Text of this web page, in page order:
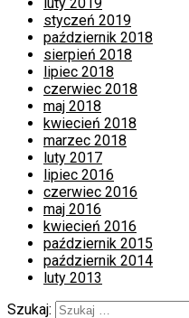
styczeń 2019
październik 2018
sierpień 2018
lipiec 2018
czerwiec 2018
maj 2018
kwiecień 2018
marzec 2018
luty 2017
lipiec 2016
czerwiec 2016
maj 2016
kwiecień 2016
październik 2015
październik 2014
luty 2013
Szukaj: